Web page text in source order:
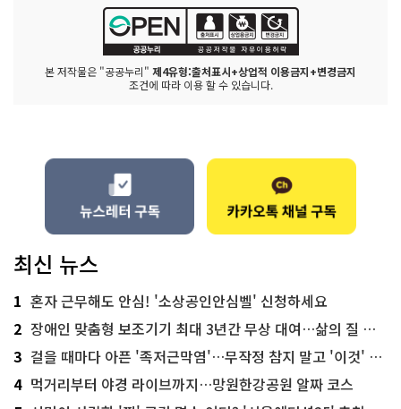
본 저작물은 "공공누리" 제4유형:출처표시+상업적 이용금지+변경금지
조건에 따라 이용 할 수 있습니다.
최신 뉴스
1 혼자 근무해도 안심! '소상공인안심벨' 신청하세요
2 장애인 맞춤형 보조기기 최대 3년간 무상 대여…삶의 질 높인다
3 걸을 때마다 아픈 '족저근막염'…무작정 참지 말고 '이것' 해보세요!
4 먹거리부터 야경 라이브까지…망원한강공원 알짜 코스